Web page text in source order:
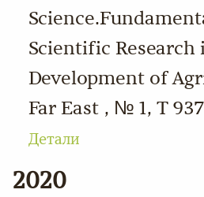
Scientific Research
Development of
Far East , № 1, Т
Детали
2020